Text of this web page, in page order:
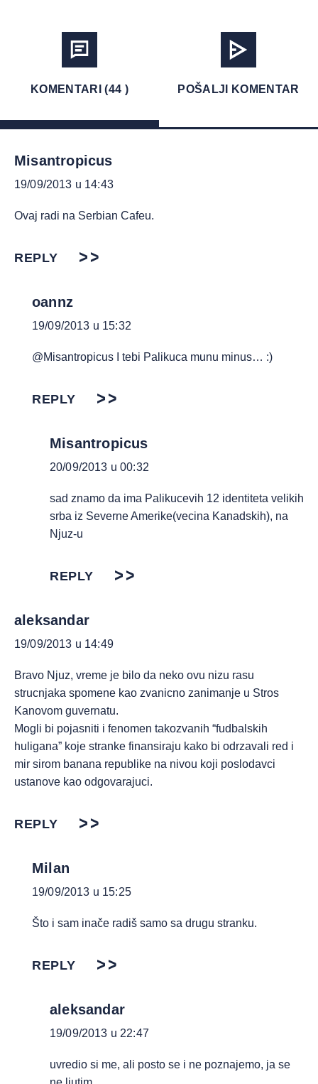
KOMENTARI (44 ) POŠALJI KOMENTAR
Misantropicus
19/09/2013 u 14:43
Ovaj radi na Serbian Cafeu.
REPLY
oannz
19/09/2013 u 15:32
@Misantropicus I tebi Palikuca munu minus… :)
REPLY
Misantropicus
20/09/2013 u 00:32
sad znamo da ima Palikucevih 12 identiteta velikih
srba iz Severne Amerike(vecina Kanadskih), na
Njuz-u
REPLY
aleksandar
19/09/2013 u 14:49
Bravo Njuz, vreme je bilo da neko ovu nizu rasu
strucnjaka spomene kao zvanicno zanimanje u Stros
Kanovom guvernatu.
Mogli bi pojasniti i fenomen takozvanih “fudbalskih
huligana” koje stranke finansiraju kako bi odrzavali red i
mir sirom banana republike na nivou koji poslodavci
ustanove kao odgovarajuci.
REPLY
Milan
19/09/2013 u 15:25
Što i sam inače radiš samo sa drugu stranku.
REPLY
aleksandar
19/09/2013 u 22:47
uvredio si me, ali posto se i ne poznajemo, ja se